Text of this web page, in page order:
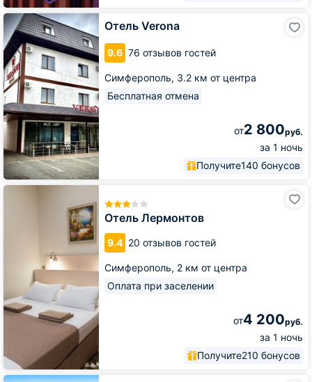
Отель Verona
9.6 76 отзывов гостей
Симферополь, 3.2 км от центра
Бесплатная отмена
от2 800руб.
за 1 ночь
Получите140 бонусов
Отель
Verona
Отель Лермонтов
9.4 20 отзывов гостей
Симферополь, 2 км от центра
Оплата при заселении
от4 200руб.
за 1 ночь
Получите210 бонусов
Отель